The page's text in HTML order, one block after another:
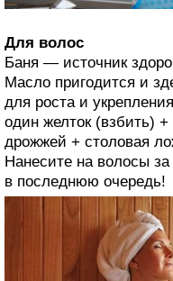
Для волос
Баня — источник
Масло пригодится и
для роста и
один желток (взбить)
дрожжей + столовая
Нанесите на волосы
в последнюю очередь!